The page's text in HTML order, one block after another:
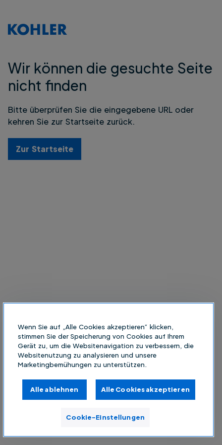
Wir können die gesuchte Seite
nicht finden
Bitte überprüfen Sie die eingegebene URL oder
kehren Sie zur Startseite zurück.
Zur Startseite
Wenn Sie auf „Alle Cookies akzeptieren“ klicken,
stimmen Sie der Speicherung von Cookies auf Ihrem
Gerät zu, um die Websitenavigation zu verbessern, die
Websitenutzung zu analysieren und unsere
Marketingbemühungen zu unterstützen.
Alle ablehnen Alle Cookies akzeptieren
Cookie-Einstellungen